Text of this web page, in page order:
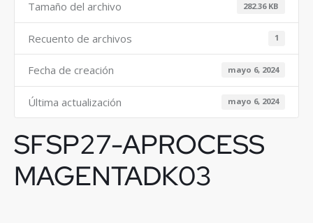
Tamaño del archivo 282.36 KB
Recuento de archivos 1
Fecha de creación mayo 6, 2024
Última actualización mayo 6, 2024
SFSP27-APROCESS
MAGENTADK03